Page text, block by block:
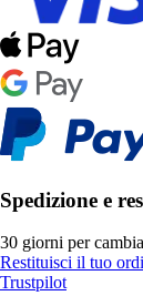
Spedizione e
30 giorni per
Restituisci il tuo
Trustpilot